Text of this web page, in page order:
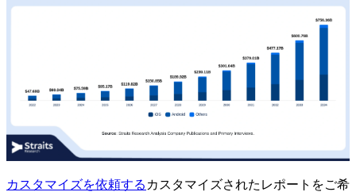
カスタマイズを依頼する カスタマイズされたレポートをご希